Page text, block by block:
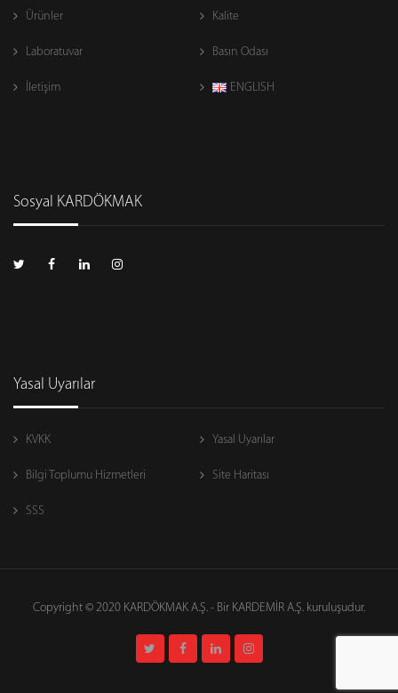
Ürünler Kalite
Laboratuvar Basın Odası
İletişim ENGLISH
Sosyal KARDÖKMAK
Yasal Uyarılar
KVKK Yasal Uyarılar
Bilgi Toplumu Hizmetleri Site Haritası
SSS
Copyright © 2020 KARDÖKMAK A.Ş. - Bir KARDEMİR A.Ş. kuruluşudur.